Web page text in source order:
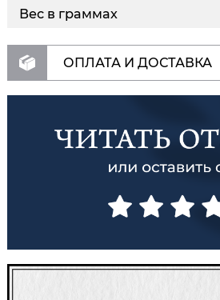
Вес в граммах
ОПЛАТА И ДОСТАВКА